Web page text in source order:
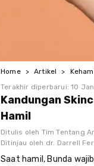
Home > Artikel >
Terakhir diperbarui:10
Kandungan
Hamil
Ditulis oleh Tim Tentang
Ditinjau oleh dr. Darrell
Saat hamil, Bunda